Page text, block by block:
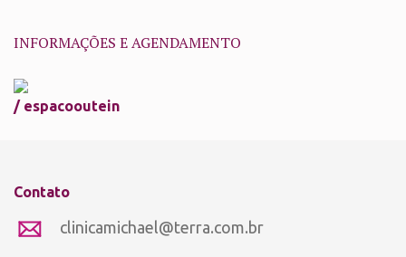
INFORMAÇÕES E AGENDAMENTO
/ espacooutein
Contato
clinicamichael@terra.com.br